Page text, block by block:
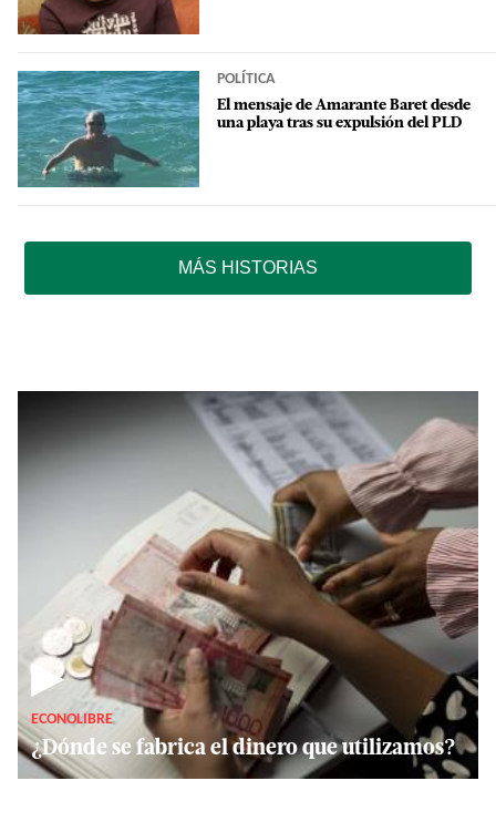
POLÍTICA
El mensaje de Amarante Baret desde
una playa tras su expulsión del PLD
MÁS HISTORIAS
▶
ECONOLIBRE
¿Dónde se fabrica el dinero que utilizamos?